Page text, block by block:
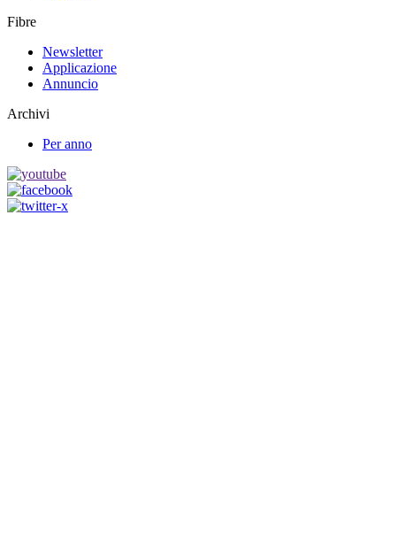
Fibre
Newsletter
Applicazione
Annuncio
Archivi
Per anno